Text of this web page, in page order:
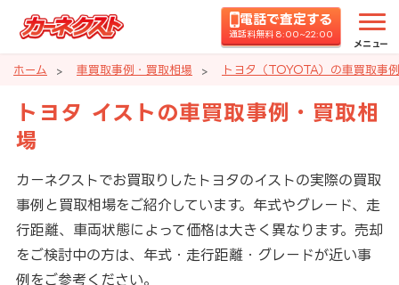
電話で査定する
通話料無料 8:00~22:00
メニュー
ホーム 車買取事例・買取相場 トヨタ（TOYOTA）の車買取事
トヨタ イストの車買取事例・買取相
場
カーネクストでお買取りしたトヨタのイストの実際の買取
事例と買取相場をご紹介しています。年式やグレード、走
行距離、車両状態によって価格は大きく異なります。売却
をご検討中の方は、年式・走行距離・グレードが近い事
例をご参考ください。